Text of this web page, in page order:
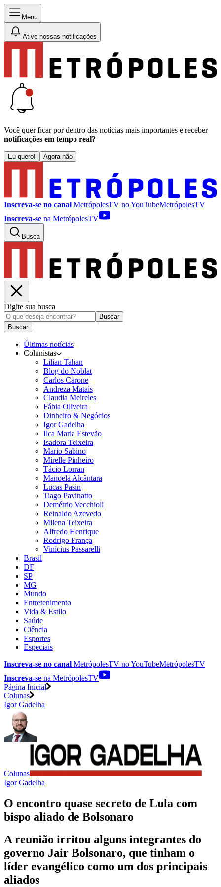
Menu
Ative nossas notificações
Você quer ficar por dentro das notícias mais importantes e receber
notificações em tempo real?
Eu quero! Agora não
Inscreva-se no canal MetrópolesTV noYouTubeMetrópolesTV
Inscreva-se na MetrópolesTV
Busca
Digite sua busca
Buscar
Buscar
Últimas notícias
Colunistas
Lilian Tahan
Blog do Noblat
Carlos Carone
Andreza Matais
Claudia Meireles
Fábia Oliveira
Dinheiro & Negócios
Igor Gadelha
Ilca Maria Estevão
Isadora Teixeira
Mario Sabino
Mirelle Pinheiro
Tácio Lorran
Manoela Alcântara
Lucas Pasin
Tiago Pavinatto
Demétrio Vecchioli
Reinaldo Azevedo
Milena Teixeira
Alfredo Henrique
Rodrigo França
Vinícius Passarelli
Brasil
DF
SP
MG
Mundo
Entretenimento
Vida & Estilo
Saúde
Ciência
Esportes
Especiais
Inscreva-se no canal MetrópolesTV noYouTubeMetrópolesTV
Inscreva-se na MetrópolesTV
Página Inicial
Colunas
Igor Gadelha
Colunas
Igor Gadelha
O encontro quase secreto de Lula com
bispo aliado de Bolsonaro
A reunião irritou alguns integrantes do
governo Jair Bolsonaro, que tinham o
líder evangélico como um dos principais
aliados